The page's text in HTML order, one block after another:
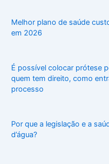
Melhor plano de saúde
em 2026
É possível colocar prótese
quem tem direito, como
processo
Por que a legislação e a
d’água?